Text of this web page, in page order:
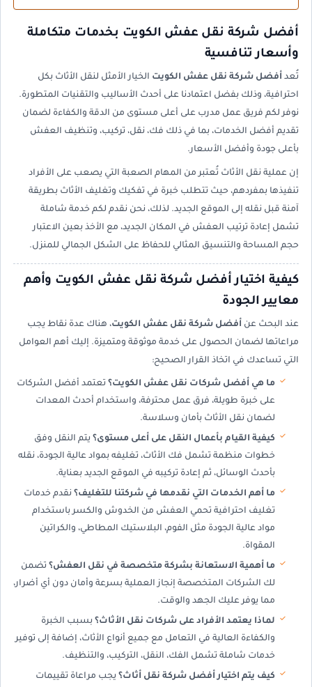
أفضل شركة نقل عفش الكويت بخدمات متكاملة
وأسعار تنافسية
تُعد أفضل شركة نقل عفش الكويت الخيار الأمثل لنقل الأثاث بكل
احترافية، وذلك بفضل اعتمادنا على أحدث الأساليب والتقنيات المتطورة.
نوفر لكم فريق عمل مدرب على أعلى مستوى من الدقة والكفاءة لضمان
تقديم أفضل الخدمات، بما في ذلك فك، نقل، تركيب، وتنظيف العفش
بأعلى جودة وأفضل الأسعار.
إن عملية نقل الأثاث تُعتبر من المهام الصعبة التي يصعب على الأفراد
تنفيذها بمفردهم، حيث تتطلب خبرة في تفكيك وتغليف الأثاث بطريقة
آمنة قبل نقله إلى الموقع الجديد. لذلك، نحن نقدم لكم خدمة شاملة
تشمل إعادة ترتيب العفش في المكان الجديد، مع الأخذ بعين الاعتبار
حجم المساحة والتنسيق المثالي للحفاظ على الشكل الجمالي للمنزل.
كيفية اختيار أفضل شركة نقل عفش الكويت وأهم
معايير الجودة
عند البحث عن أفضل شركة نقل عفش الكويت، هناك عدة نقاط يجب
مراعاتها لضمان الحصول على خدمة موثوقة ومتميزة. إليك أهم العوامل
التي تساعدك في اتخاذ القرار الصحيح:
ما هي أفضل شركات نقل عفش الكويت؟ تعتمد أفضل الشركات
على خبرة طويلة، فرق عمل محترفة، واستخدام أحدث المعدات
لضمان نقل الأثاث بأمان وسلاسة.
كيفية القيام بأعمال النقل على أعلى مستوى؟ يتم النقل وفق
خطوات منظمة تشمل فك الأثاث، تغليفه بمواد عالية الجودة، نقله
بأحدث الوسائل، ثم إعادة تركيبه في الموقع الجديد بعناية.
ما أهم الخدمات التي نقدمها في شركتنا للتغليف؟ نقدم خدمات
تغليف احترافية تحمي العفش من الخدوش والكسر باستخدام
مواد عالية الجودة مثل الفوم، البلاستيك المطاطي، والكراتين
المقواة.
ما أهمية الاستعانة بشركة متخصصة في نقل العفش؟ تضمن
لك الشركات المتخصصة إنجاز العملية بسرعة وأمان دون أي أضرار،
مما يوفر عليك الجهد والوقت.
لماذا يعتمد الأفراد على شركات نقل الأثاث؟ بسبب الخبرة
والكفاءة العالية في التعامل مع جميع أنواع الأثاث، إضافة إلى توفير
خدمات شاملة تشمل الفك، النقل، التركيب، والتنظيف.
كيف يتم اختيار أفضل شركة نقل أثاث؟ يجب مراعاة تقييمات